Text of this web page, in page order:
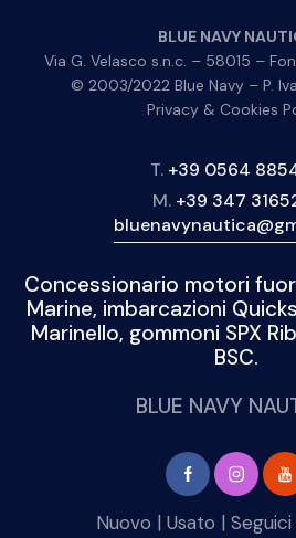
BLUE NAVY
Via G. Velasco s.n.c. – 58015 –
© 2003/2022 Blue Navy – P. Iva
Privacy & Cookies
T. +39 0564
M. +39 347
Concessionario motori
Marine, imbarcazioni
Marinello, gommoni SPX
BSC.
BLUE NAVY
Nuovo | Usato |